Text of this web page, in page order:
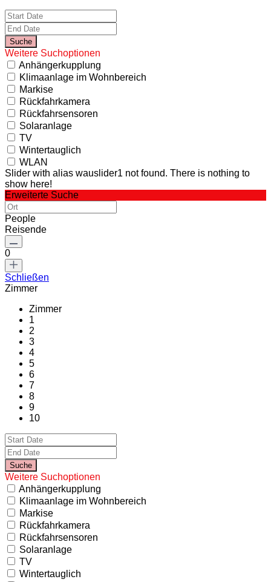
Weitere Suchoptionen
Anhängerkupplung
Klimaanlage im Wohnbereich
Markise
Rückfahrkamera
Rückfahrsensoren
Solaranlage
TV
Wintertauglich
WLAN
Slider with alias wauslider1 not found. There is nothing to
show here!
Erweiterte Suche
People
Reisende
0
Schließen
Zimmer
Zimmer
1
2
3
4
5
6
7
8
9
10
Weitere Suchoptionen
Anhängerkupplung
Klimaanlage im Wohnbereich
Markise
Rückfahrkamera
Rückfahrsensoren
Solaranlage
TV
Wintertauglich